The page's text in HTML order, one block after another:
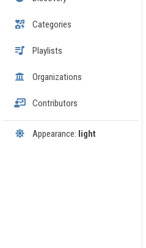
Categories
Playlists
Organizations
Contributors
Appearance: light